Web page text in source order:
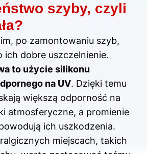
szyby, czyli
po zamontowaniu szyb,
ich dobre uszczelnienie.
to użycie silikonu
na UV. Dzięki temu
większą odporność na
atmosferyczne, a promienie
ich uszkodzenia.
miejscach, takich